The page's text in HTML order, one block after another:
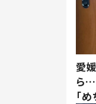
愛
ら
「